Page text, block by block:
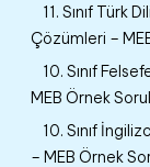
11. Sınıf Türk
Çözümleri –
10. Sınıf
MEB Örnek
10. Sınıf
– MEB Örnek